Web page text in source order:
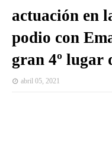
actuación en
podio con
gran 4º lugar
abril 05, 2021